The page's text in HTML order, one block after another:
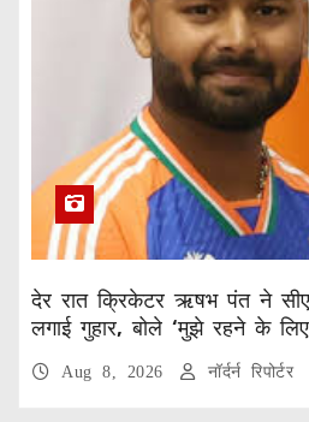
देर रात क्रिकेटर ऋषभ पंत ने
लगाई गुहार, बोले ‘मुझे रहने के
Aug 8, 2026 नॉर्दर्न रिपोर्टर